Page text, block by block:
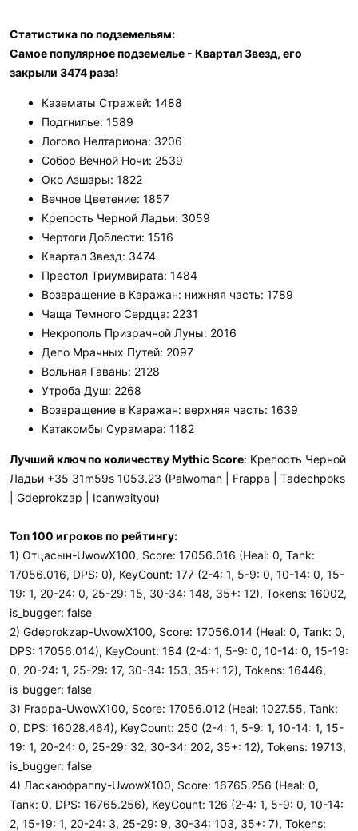
Статистика по подземельям:
Самое популярное подземелье - Квартал Звезд, его
закрыли 3474 раза!
Казематы Стражей: 1488
Подгнилье: 1589
Логово Нелтариона: 3206
Собор Вечной Ночи: 2539
Око Азшары: 1822
Вечное Цветение: 1857
Крепость Черной Ладьи: 3059
Чертоги Доблести: 1516
Квартал Звезд: 3474
Престол Триумвирата: 1484
Возвращение в Каражан: нижняя часть: 1789
Чаща Темного Сердца: 2231
Некрополь Призрачной Луны: 2016
Депо Мрачных Путей: 2097
Вольная Гавань: 2128
Утроба Душ: 2268
Возвращение в Каражан: верхняя часть: 1639
Катакомбы Сурамара: 1182
Лучший ключ по количеству Mythic Score: Крепость Черной
Ладьи +35 31m59s 1053.23 (Palwoman | Frappa | Tadechpoks
| Gdeprokzap | Icanwaityou)
Топ 100 игроков по рейтингу:
1) Отцасын-UwowX100, Score: 17056.016 (Heal: 0, Tank:
17056.016, DPS: 0), KeyCount: 177 (2-4: 1, 5-9: 0, 10-14: 0, 15-
19: 1, 20-24: 0, 25-29: 15, 30-34: 148, 35+: 12), Tokens: 16002,
is_bugger: false
2) Gdeprokzap-UwowX100, Score: 17056.014 (Heal: 0, Tank: 0,
DPS: 17056.014), KeyCount: 184 (2-4: 1, 5-9: 0, 10-14: 0, 15-19:
0, 20-24: 1, 25-29: 17, 30-34: 153, 35+: 12), Tokens: 16446,
is_bugger: false
3) Frappa-UwowX100, Score: 17056.012 (Heal: 1027.55, Tank:
0, DPS: 16028.464), KeyCount: 250 (2-4: 1, 5-9: 1, 10-14: 1, 15-
19: 1, 20-24: 0, 25-29: 32, 30-34: 202, 35+: 12), Tokens: 19713,
is_bugger: false
4) Ласкаюфраппу-UwowX100, Score: 16765.256 (Heal: 0,
Tank: 0, DPS: 16765.256), KeyCount: 126 (2-4: 1, 5-9: 0, 10-14:
2, 15-19: 1, 20-24: 3, 25-29: 9, 30-34: 103, 35+: 7), Tokens: